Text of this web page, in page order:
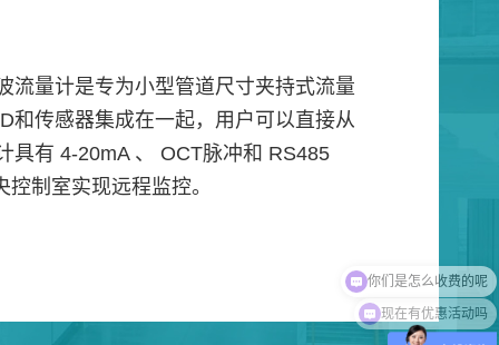
流量计是专为小型管道尺寸夹持式流量
和传感器集成在一起，用户可以直接从
具有 4-20mA 、 OCT脉冲和 RS485
制室实现远程监控。
现在有优惠活动吗